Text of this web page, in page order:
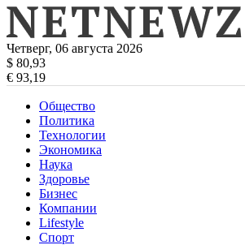
Четверг, 06 августа 2026
$ 80,93
€ 93,19
Общество
Политика
Технологии
Экономика
Наука
Здоровье
Бизнес
Компании
Lifestyle
Спорт